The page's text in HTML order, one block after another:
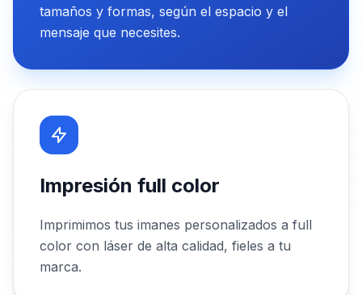
tamaños y formas, según el espacio y el
mensaje que necesites.
Impresión full color
Imprimimos tus imanes personalizados a full
color con láser de alta calidad, fieles a tu
marca.